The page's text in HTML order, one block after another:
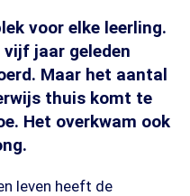
voor elke leerling.
jaar geleden
Maar het aantal
thuis komt te
Het overkwam ook
leven heeft de